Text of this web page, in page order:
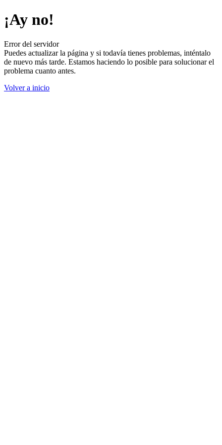
¡Ay no!
Error del servidor
Puedes actualizar la página y si todavía tienes problemas, inténtalo
de nuevo más tarde. Estamos haciendo lo posible para solucionar el
problema cuanto antes.
Volver a inicio